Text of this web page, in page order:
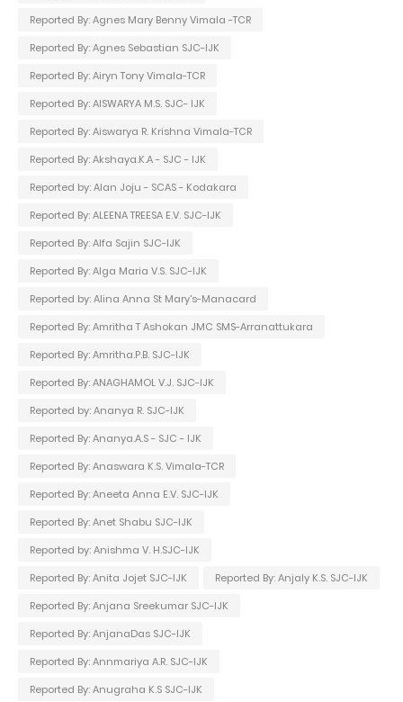
Reported By: Agnes Mary Benny Vimala -TCR
Reported By: Agnes Sebastian SJC-IJK
Reported By: Airyn Tony Vimala-TCR
Reported By: AISWARYA M.S. SJC- IJK
Reported By: Aiswarya R. Krishna Vimala-TCR
Reported By: Akshaya.K.A - SJC - IJK
Reported by: Alan Joju - SCAS - Kodakara
Reported By: ALEENA TREESA E.V. SJC-IJK
Reported By: Alfa Sajin SJC-IJK
Reported By: Alga Maria V.S. SJC-IJK
Reported by: Alina Anna St Mary's-Manacard
Reported By: Amritha T Ashokan JMC SMS-Arranattukara
Reported By: Amritha.P.B. SJC-IJK
Reported By: ANAGHAMOL V.J. SJC-IJK
Reported by: Ananya R. SJC-IJK
Reported By: Ananya.A.S - SJC - IJK
Reported By: Anaswara K.S. Vimala-TCR
Reported By: Aneeta Anna E.V. SJC-IJK
Reported By: Anet Shabu SJC-IJK
Reported by: Anishma V. H.SJC-IJK
Reported By: Anita Jojet SJC-IJK
Reported By: Anjaly K.S. SJC-IJK
Reported By: Anjana Sreekumar SJC-IJK
Reported By: AnjanaDas SJC-IJK
Reported By: Annmariya A.R. SJC-IJK
Reported By: Anugraha K.S SJC-IJK